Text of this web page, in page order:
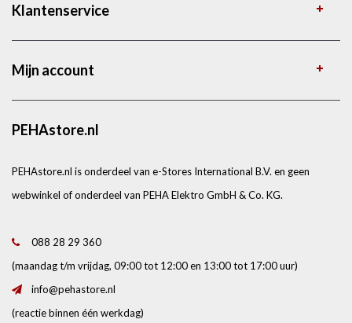
Klantenservice
Mijn account
PEHAstore.nl
PEHAstore.nl is onderdeel van e-Stores International B.V. en geen
webwinkel of onderdeel van PEHA Elektro GmbH & Co. KG.
088 28 29 360
(maandag t/m vrijdag, 09:00 tot 12:00 en 13:00 tot 17:00 uur)
info@pehastore.nl
(reactie binnen één werkdag)